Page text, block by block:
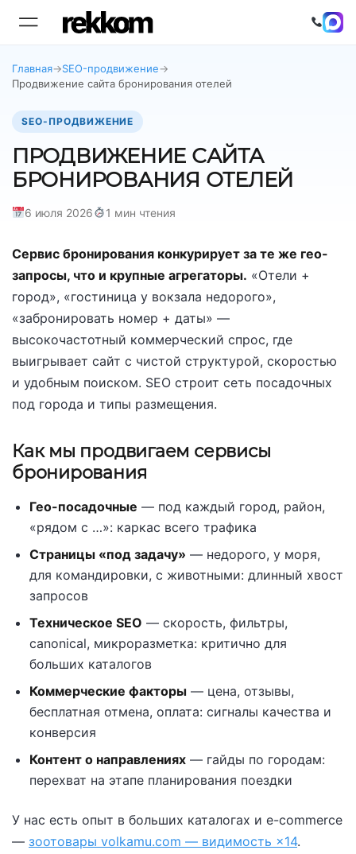
Главная→SEO-продвижение→
Продвижение сайта бронирования отелей
SEO-ПРОДВИЖЕНИЕ
ПРОДВИЖЕНИЕ САЙТА
БРОНИРОВАНИЯ ОТЕЛЕЙ
6 июля 2026 1 мин чтения
Сервис бронирования конкурирует за те же гео-
запросы, что и крупные агрегаторы. «Отели +
город», «гостиница у вокзала недорого»,
«забронировать номер + даты» —
высокочастотный коммерческий спрос, где
выигрывает сайт с чистой структурой, скоростью
и удобным поиском. SEO строит сеть посадочных
под города и типы размещения.
Как мы продвигаем сервисы
бронирования
Гео-посадочные — под каждый город, район,
«рядом с …»: каркас всего трафика
Страницы «под задачу» — недорого, у моря,
для командировки, с животными: длинный хвост
запросов
Техническое SEO — скорость, фильтры,
canonical, микроразметка: критично для
больших каталогов
Коммерческие факторы — цена, отзывы,
бесплатная отмена, оплата: сигналы качества и
конверсия
Контент о направлениях — гайды по городам:
перехват на этапе планирования поездки
У нас есть опыт в больших каталогах и e-commerce
— зоотовары volkamu.com — видимость ×14.